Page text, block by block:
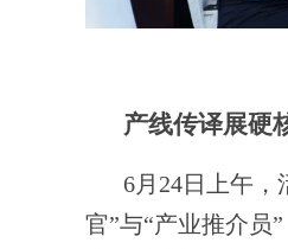
产线传译展
6月24日上午
官”与“产业推介员